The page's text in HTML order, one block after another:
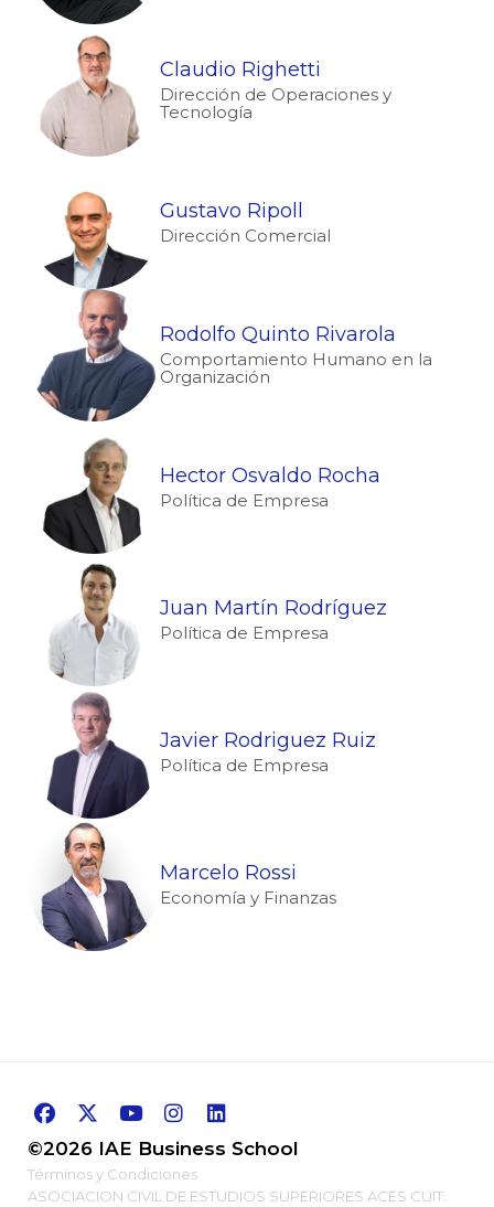
Claudio Righetti
Dirección de Operaciones y
Tecnología
Gustavo Ripoll
Dirección Comercial
Rodolfo Quinto Rivarola
Comportamiento Humano en la
Organización
Hector Osvaldo Rocha
Política de Empresa
Juan Martín Rodríguez
Política de Empresa
Javier Rodriguez Ruiz
Política de Empresa
Marcelo Rossi
Economía y Finanzas
©2026 IAE Business School
Términos y Condiciones
ASOCIACION CIVIL DE ESTUDIOS SUPERIORES ACES CUIT: